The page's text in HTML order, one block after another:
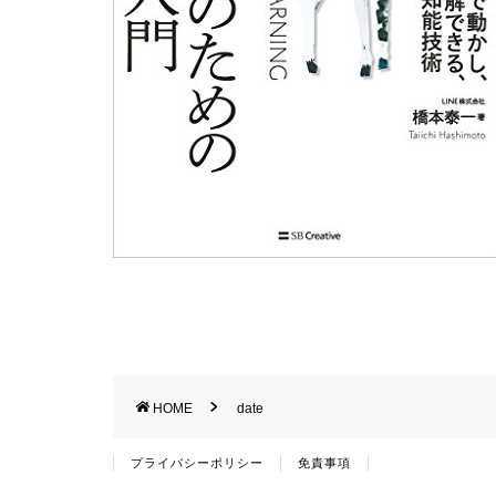
HOME date
プライバシーポリシー 免責事項